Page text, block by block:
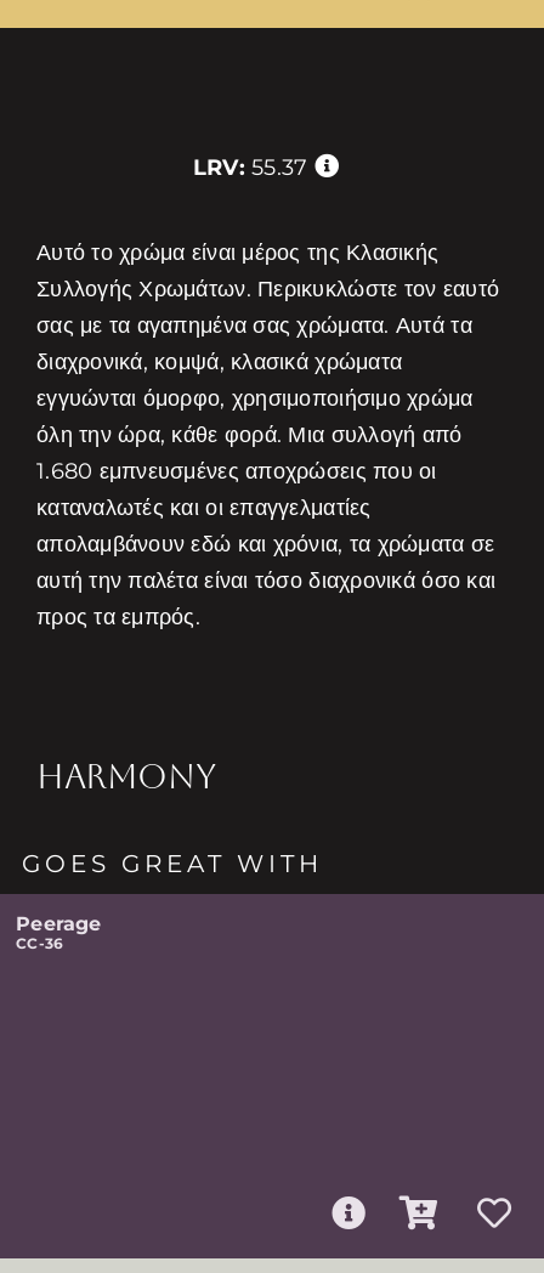
LRV: 55.37
Αυτό το χρώμα είναι μέρος της Κλασικής
Συλλογής Χρωμάτων. Περικυκλώστε τον εαυτό
σας με τα αγαπημένα σας χρώματα. Αυτά τα
διαχρονικά, κομψά, κλασικά χρώματα
εγγυώνται όμορφο, χρησιμοποιήσιμο χρώμα
όλη την ώρα, κάθε φορά. Μια συλλογή από
1.680 εμπνευσμένες αποχρώσεις που οι
καταναλωτές και οι επαγγελματίες
απολαμβάνουν εδώ και χρόνια, τα χρώματα σε
αυτή την παλέτα είναι τόσο διαχρονικά όσο και
προς τα εμπρός.
HARMONY
GOES GREAT WITH
Peerage
CC-36